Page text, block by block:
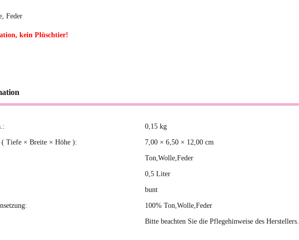
Feder
kein Plüschtier!
0,15 kg
( Tiefe × Breite × Höhe ): 7,00 × 6,50 × 12,00 cm
Ton,Wolle,Feder
0,5 Liter
bunt
100% Ton,Wolle,Feder
Bitte beachten Sie die Pflegehinweise des Herstellers.